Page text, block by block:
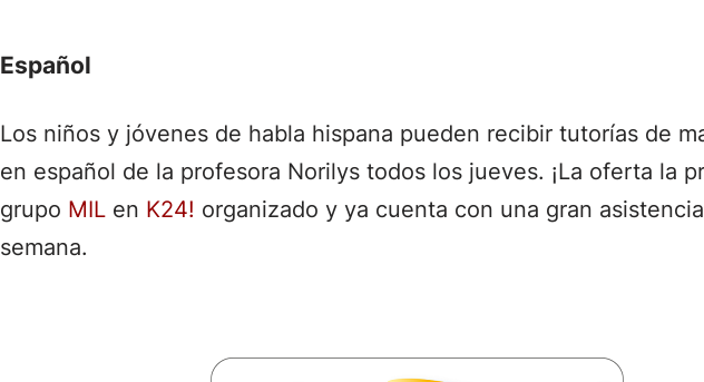
Español
Los niños y jóvenes de habla hispana pueden recibir tutorías de
en español de la profesora Norilys todos los jueves. ¡La oferta la
grupo MILen K24! organizado y ya cuenta con una gran
semana.